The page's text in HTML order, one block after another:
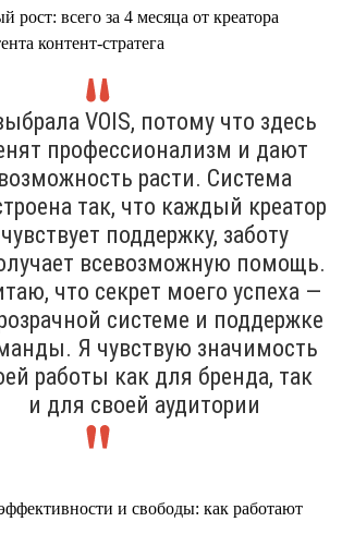
рост: всего за 4 месяца от креатора
контент-стратега
VOIS, потому что здесь
профессионализм и дают
возможность расти. Система
так, что каждый креатор
чувствует поддержку, заботу
всевозможную помощь.
что секрет моего успеха —
системе и поддержке
Я чувствую значимость
работы как для бренда, так
и для своей аудитории